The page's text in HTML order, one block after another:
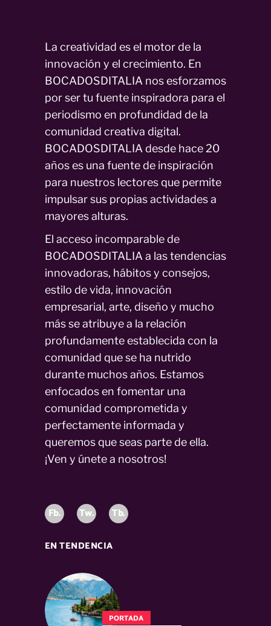
La creatividad es el motor de la
innovación y el crecimiento. En
BOCADOSDITALIA nos esforzamos
por ser tu fuente inspiradora para el
periodismo en profundidad de la
comunidad creativa digital.
BOCADOSDITALIA desde hace 20
años es una fuente de inspiración
para nuestros lectores que permite
impulsar sus propias actividades a
mayores alturas.
El acceso incomparable de
BOCADOSDITALIA a las tendencias
innovadoras, hábitos y consejos,
estilo de vida, innovación
empresarial, arte, diseño y mucho
más se atribuye a la relación
profundamente establecida con la
comunidad que se ha nutrido
durante muchos años. Estamos
enfocados en fomentar una
comunidad comprometida y
perfectamente informada y
queremos que seas parte de ella.
¡Ven y únete a nosotros!
Fb. Tw. Tb.
EN TENDENCIA
PORTADA